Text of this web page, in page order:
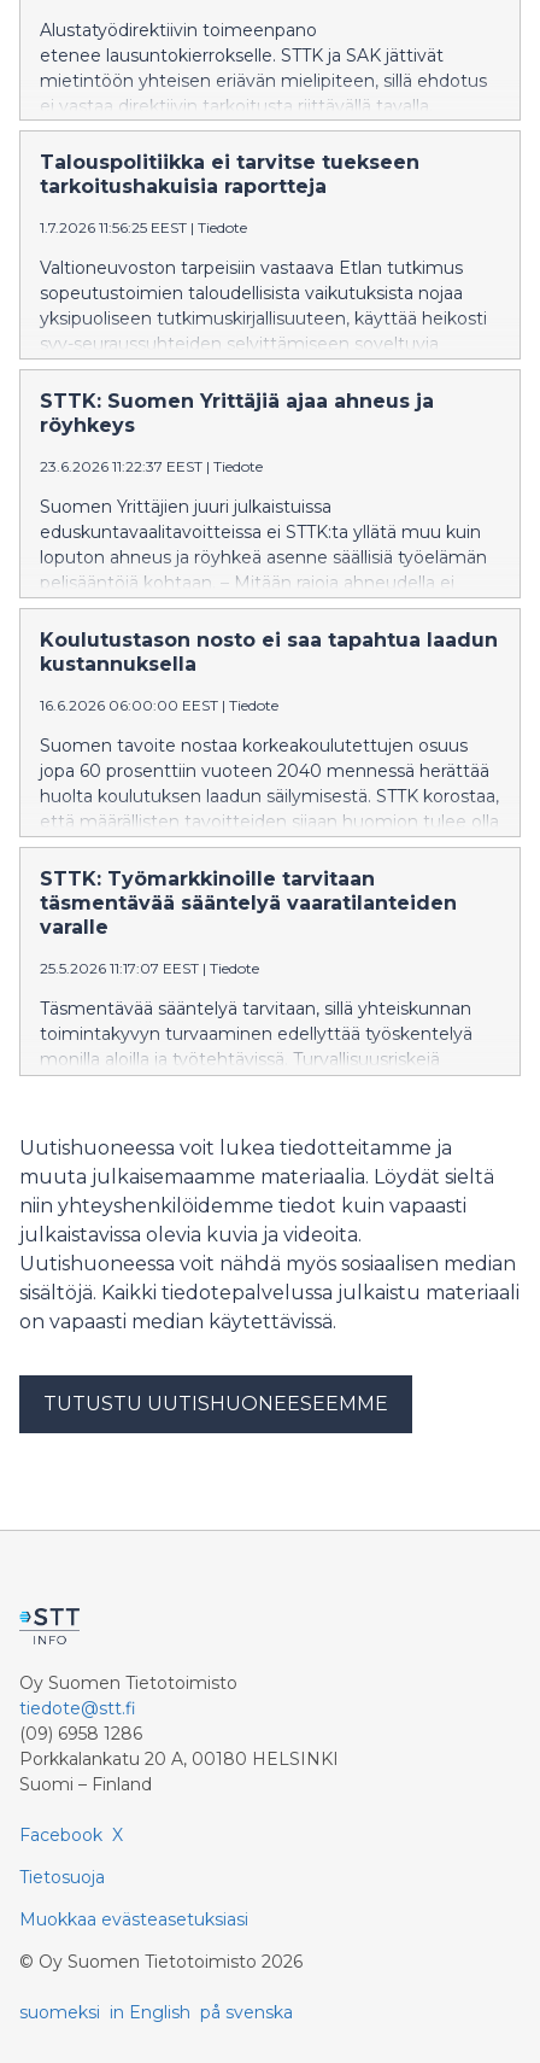
Alustatyödirektiivin toimeenpano
etenee lausuntokierrokselle. STTK ja SAK jättivät
mietintöön yhteisen eriävän mielipiteen, sillä ehdotus
ei vastaa direktiivin tarkoitusta riittävällä tavalla.
Talouspolitiikka ei tarvitse tuekseen
tarkoitushakuisia raportteja
1.7.2026 11:56:25 EEST | Tiedote
Valtioneuvoston tarpeisiin vastaava Etlan tutkimus
sopeutustoimien taloudellisista vaikutuksista nojaa
yksipuoliseen tutkimuskirjallisuuteen, käyttää heikosti
syy-seuraussuhteiden selvittämiseen soveltuvia
menetelmiä ja vetää tutkimukseen nähden liian
vahvat johtopäätökset. STTK:n mielestä Suomen
talouspolitiikan tueksi tarvitaan monipuolisempaa
STTK: Suomen Yrittäjiä ajaa ahneus ja
röyhkeys
23.6.2026 11:22:37 EEST | Tiedote
Suomen Yrittäjien juuri julkaistuissa
eduskuntavaalitavoitteissa ei STTK:ta yllätä muu kuin
loputon ahneus ja röyhkeä asenne säällisiä työelämän
pelisääntöjä kohtaan. – Mitään rajoja ahneudella ei
näytä yrittäjäjärjestössä olevan. Nykyinen hallitus on jo
tehnyt mittavia heikennyksiä työlainsäädäntöön ja
sosiaaliturvaan, mutta mikään ei riitä. Valitetaan
halutaan napsia lomia lyhyemmiksi, puheenjohtaja
Else-Mai Kirvesniemi hämmästelee. Suomen Yrittäjiltä
on jäänyt huomaamatta, että vaikka Orpon hallitus on
tehnyt hallitusohjelmansa mukaiset heikennykset,
Suomen työttömyys on ennätyskorkealla eikä talous
kasva. Hallituksen toimilla ei myöskään ole pystytty
heikennyksiä perusteltu. – Sen sijaan suomalaisten
luottamus harjoitettuun politiikkaan on romahtanut.
Talouden vaikeissa oloissa kulutusta on vähennetty,
mikä osoittaa kansan viisautta. Kun ajat ovat
Koulutustason nosto ei saa tapahtua laadun
kustannuksella
16.6.2026 06:00:00 EEST | Tiedote
Suomen tavoite nostaa korkeakoulutettujen osuus
jopa 60 prosenttiin vuoteen 2040 mennessä herättää
huolta koulutuksen laadun säilymisestä. STTK korostaa,
että määrällisten tavoitteiden sijaan huomion tulee olla
osaamisen tasossa ja koulutuksen
saavutettavuudessa.
STTK: Työmarkkinoille tarvitaan
täsmentävää sääntelyä vaaratilanteiden
varalle
25.5.2026 11:17:07 EEST | Tiedote
Täsmentävää sääntelyä tarvitaan, sillä yhteiskunnan
toimintakyvyn turvaaminen edellyttää työskentelyä
monilla aloilla ja työtehtävissä. Turvallisuusriskejä
Uutishuoneessa voit lukea tiedotteitamme ja
muuta julkaisemaamme materiaalia. Löydät sieltä
niin yhteyshenkilöidemme tiedot kuin vapaasti
julkaistavissa olevia kuvia ja videoita.
Uutishuoneessa voit nähdä myös sosiaalisen median
sisältöjä. Kaikki tiedotepalvelussa julkaistu materiaali
on vapaasti median käytettävissä.
TUTUSTU UUTISHUONEESEEMME
Oy Suomen Tietotoimisto
tiedote@stt.fi
(09) 6958 1286
Porkkalankatu 20 A, 00180 HELSINKI
Suomi – Finland
Facebook X
Tietosuoja
Muokkaa evästeasetuksiasi
© Oy Suomen Tietotoimisto 2026
suomeksi in English på svenska